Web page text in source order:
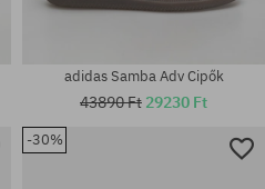
Elérhető méretek:
adidas Samba Adv Cipők
43890 Ft 29230 Ft
-30%